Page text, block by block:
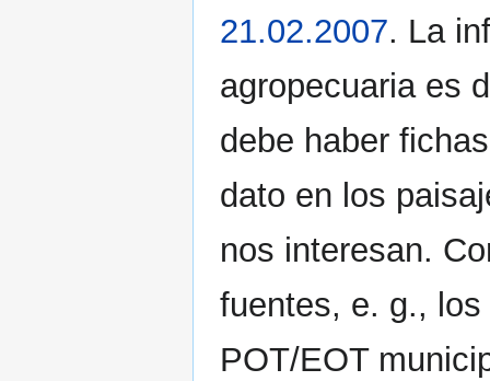
21.02.2007. La
agropecuaria es
debe haber
dato en los
nos interesan.
fuentes, e. g.,
POT/EOT